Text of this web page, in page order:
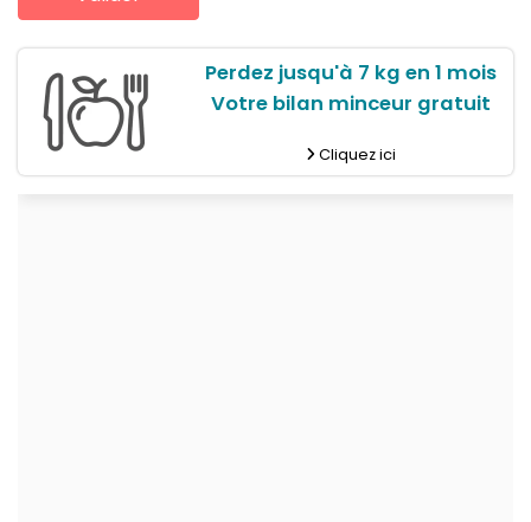
Perdez jusqu'à 7 kg en 1 mois
Votre bilan minceur gratuit
Cliquez ici